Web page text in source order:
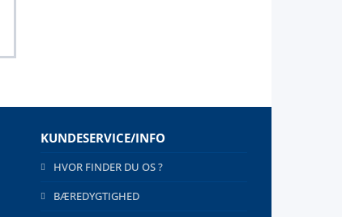
KUNDESERVICE/INFO
HVOR FINDER DU OS ?
BÆREDYGTIGHED